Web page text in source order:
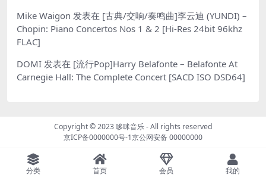
Mike Waigon 发表在 [古典/交响/奏鸣曲]李云迪 (YUNDI) –
Chopin: Piano Concertos Nos 1 & 2 [Hi-Res 24bit 96khz
FLAC]
DOMI 发表在 [流行Pop]Harry Belafonte – Belafonte At
Carnegie Hall: The Complete Concert [SACD ISO DSD64]
Copyright © 2023哆咪音乐- All rights reserved
京ICP备0000000号-1京公网安备 00000000
分类 首页 会员 我的